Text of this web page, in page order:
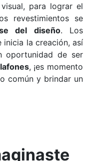
para lograr el
revestimientos se
del diseño. Los
inicia la creación, así
oportunidad de ser
, ¡es momento
común y brindar un